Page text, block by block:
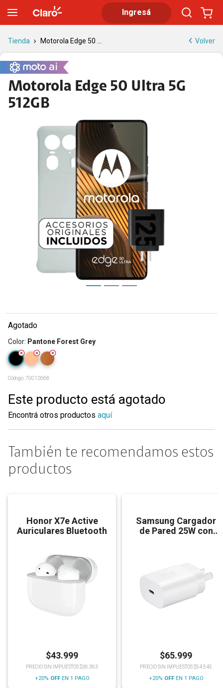
Ingresá
Tienda Motorola Edge 50 ... Volver
Motorola Edge 50 Ultra 5G
512GB
Agotado
Color: Pantone Forest Grey
Código:70012668
Este producto está agotado
Encontrá otros productos aquí
También te recomendamos estos
productos
Honor X7e Active
Auriculares Bluetooth
$43.999
PRECIO SIN IMPUESTOS $36.363
+20% OFFEN 1 PAGO
Samsung Cargador
de Pared 25W con
$65.999
PRECIO SIN IMPUESTOS $54.545
+20% OFFEN 1 PAGO
Motorola Edge 50 Ultra 5G 512GB | Tienda Claro